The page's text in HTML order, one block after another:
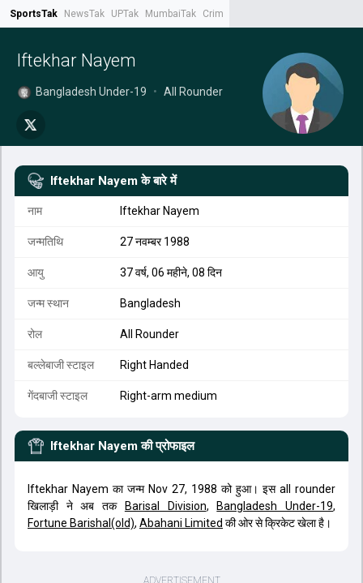
SportsTak NewsTak UPTak MumbaiTak CrimeTak
Iftekhar Nayem
Bangladesh Under-19 • All Rounder
Iftekhar Nayem के बारे में
नाम Iftekhar Nayem
जन्मतिथि 27 नवम्बर 1988
आयु 37 वर्ष, 06 महीने, 08 दिन
जन्म स्थान Bangladesh
रोल All Rounder
बल्लेबाजी स्टाइल Right Handed
गेंदबाजी स्टाइल Right-arm medium
Iftekhar Nayem की प्रोफाइल
Iftekhar Nayem का जन्म Nov 27, 1988 को हुआ। इस all rounder
खिलाड़ी ने अब तक
Barisal Division, Bangladesh Under-19,
Fortune Barishal(old), Abahani Limited की ओर से क्रिकेट खेला है।